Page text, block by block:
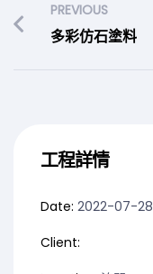
PREVIOUS
多彩仿石塗料
工程詳情
Date: 2022-07-28
Client: